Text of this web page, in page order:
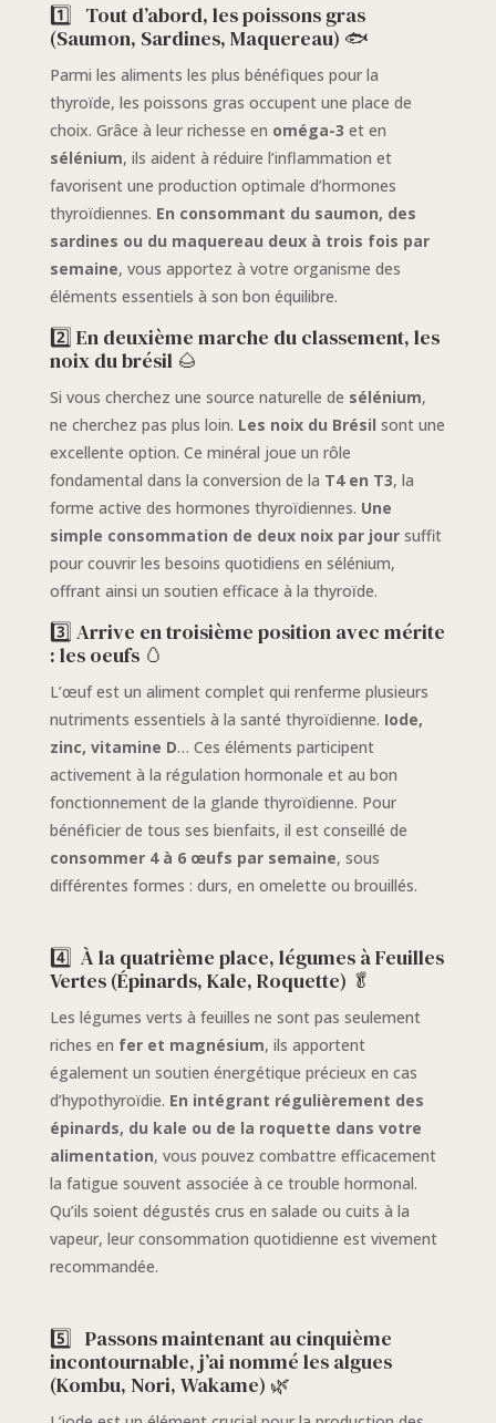
1️⃣ Tout d’abord, les poissons gras
(Saumon, Sardines, Maquereau) 🐟
Parmi les aliments les plus bénéfiques pour la
thyroïde, les poissons gras occupent une place de
choix. Grâce à leur richesse en oméga-3 et en
sélénium, ils aident à réduire l’inflammation et
favorisent une production optimale d’hormones
thyroïdiennes. En consommant du saumon, des
sardines ou du maquereau deux à trois fois par
semaine, vous apportez à votre organisme des
éléments essentiels à son bon équilibre.
2️⃣ En deuxième marche du classement, les
noix du brésil 🌰
Si vous cherchez une source naturelle de sélénium,
ne cherchez pas plus loin. Les noix du Brésil sont une
excellente option. Ce minéral joue un rôle
fondamental dans la conversion de la T4 en T3, la
forme active des hormones thyroïdiennes. Une
simple consommation de deux noix par joursuffit
pour couvrir les besoins quotidiens en sélénium,
offrant ainsi un soutien efficace à la thyroïde.
3️⃣ Arrive en troisième position avec mérite
: les oeufs 🥚
L’œuf est un aliment complet qui renferme plusieurs
nutriments essentiels à la santé thyroïdienne. Iode,
zinc, vitamine D… Ces éléments participent
activement à la régulation hormonale et au bon
fonctionnement de la glande thyroïdienne. Pour
bénéficier de tous ses bienfaits, il est conseillé de
consommer 4 à 6 œufs par semaine, sous
différentes formes : durs, en omelette ou brouillés.
4️⃣ À la quatrième place, légumes à Feuilles
Vertes (Épinards, Kale, Roquette) 🥬
Les légumes verts à feuilles ne sont pas seulement
riches en fer et magnésium, ils apportent
également un soutien énergétique précieux en cas
d’hypothyroïdie. En intégrant régulièrement des
épinards, du kale ou de la roquette dans votre
alimentation, vous pouvez combattre efficacement
la fatigue souvent associée à ce trouble hormonal.
Qu’ils soient dégustés crus en salade ou cuits à la
vapeur, leur consommation quotidienne est vivement
recommandée.
5️⃣ Passons maintenant au cinquième
incontournable, j’ai nommé les algues
(Kombu, Nori, Wakame) 🌿